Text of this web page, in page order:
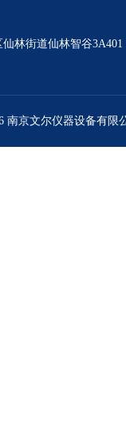
林街道仙林智谷3A401
南京文尔仪器设备有限